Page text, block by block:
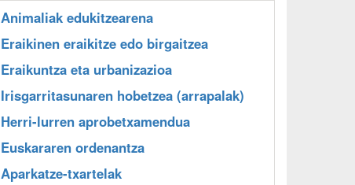
Animaliak edukitzearena
Eraikinen eraikitze edo birgaitzea
Eraikuntza eta urbanizazioa
Irisgarritasunaren hobetzea (arrapalak)
Herri-lurren aprobetxamendua
Euskararen ordenantza
Aparkatze-txartelak